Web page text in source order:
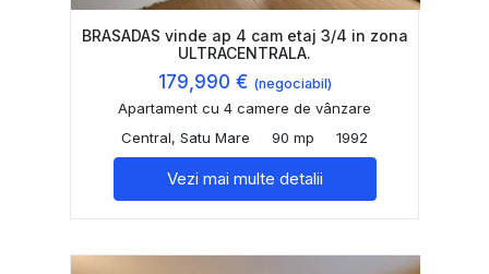
BRASADAS vinde ap 4 cam etaj 3/4 in zona
ULTRACENTRALA.
179,990 € (negociabil)
Apartament cu 4 camere de vânzare
Central, Satu Mare
90 mp 1992
Vezi mai multe detalii